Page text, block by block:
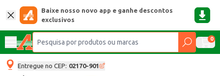
Baixe nosso novo app e ganhe descontos
exclusivos
0
Entregue no CEP: 02170-901